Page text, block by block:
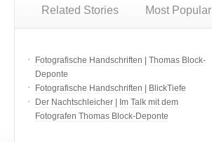
Related Stories Most Popular
Fotografische Handschriften | Thomas Block-
Deponte
Fotografische Handschriften | BlickTiefe
Der Nachtschleicher | Im Talk mit dem
Fotografen Thomas Block-Deponte